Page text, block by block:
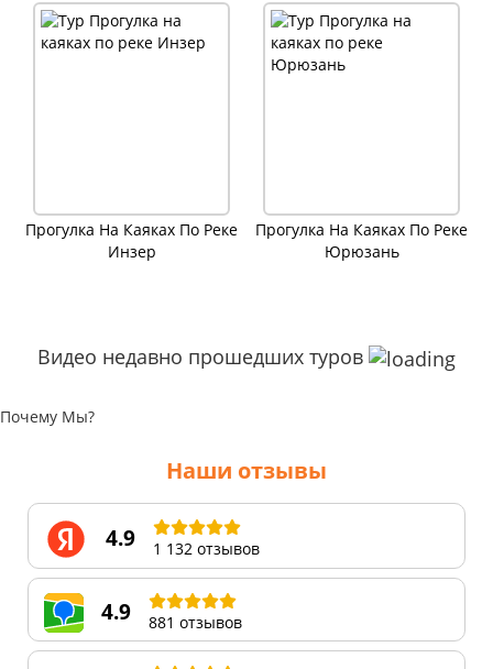
Прогулка На Каяках По Реке
Инзер
Прогулка На Каяках По Реке
Юрюзань
Видео недавно прошедших туров
Почему Мы?
Наши отзывы
4.9 1 132 отзывов
4.9 881 отзывов